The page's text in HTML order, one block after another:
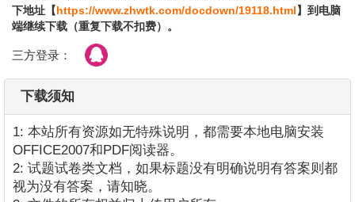
下地址【https://www.zhwtk.com/docdown/19118.html】到电脑
端继续下载（重复下载不扣费）。
三方登录：
下载须知
1: 本站所有资源如无特殊说明，都需要本地电脑安装
OFFICE2007和PDF阅读器。
2: 试题试卷类文档，如果标题没有明确说明有答案则都
视为没有答案，请知晓。